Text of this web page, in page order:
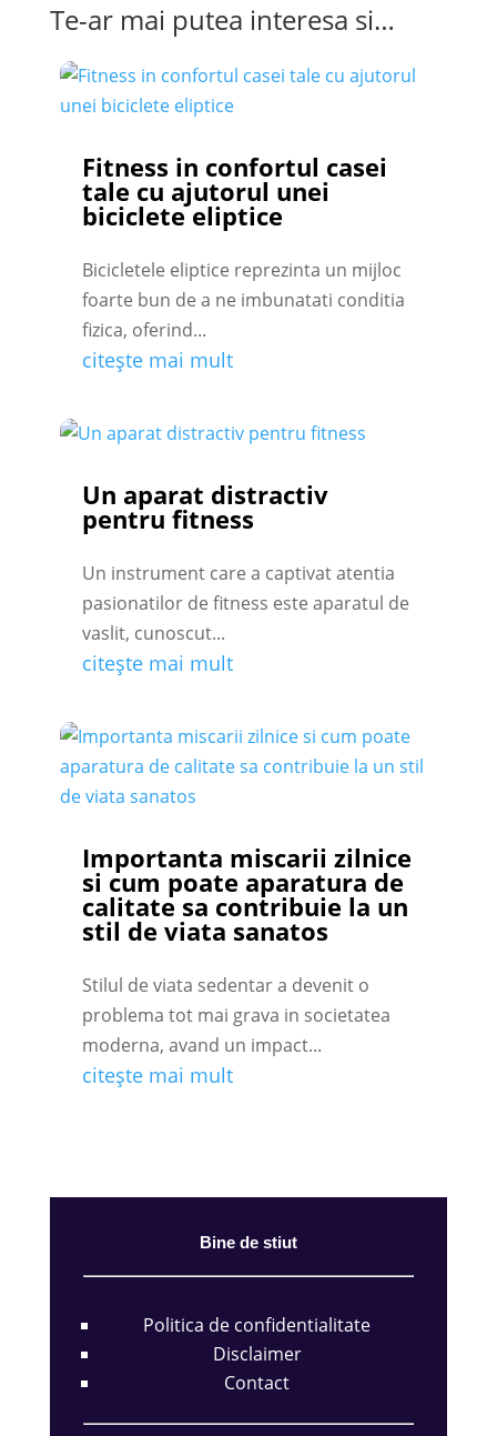
Te-ar mai putea interesa si…
Fitness in confortul casei
tale cu ajutorul unei
biciclete eliptice
Bicicletele eliptice reprezinta un mijloc
foarte bun de a ne imbunatati conditia
fizica, oferind...
citește mai mult
Un aparat distractiv
pentru fitness
Un instrument care a captivat atentia
pasionatilor de fitness este aparatul de
vaslit, cunoscut...
citește mai mult
Importanta miscarii zilnice
si cum poate aparatura de
calitate sa contribuie la un
stil de viata sanatos
Stilul de viata sedentar a devenit o
problema tot mai grava in societatea
moderna, avand un impact...
citește mai mult
Bine de stiut
Politica de confidentialitate
Disclaimer
Contact